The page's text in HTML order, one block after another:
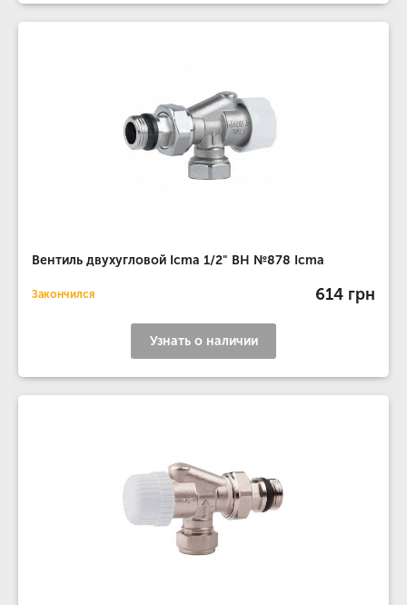
Вентиль двухугловой Icma 1/2" ВН №878 Icma
Закончился 614 грн
Узнать о наличии